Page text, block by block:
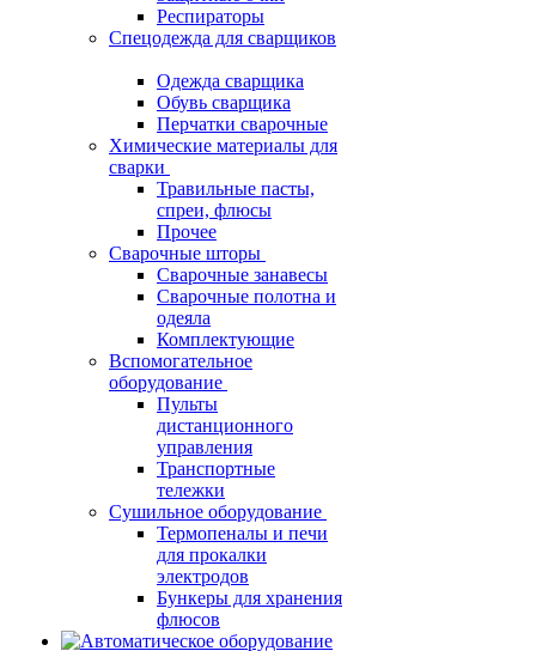
Респираторы
Спецодежда для сварщиков
Одежда сварщика
Обувь сварщика
Перчатки сварочные
Химические материалы для
сварки
Травильные пасты,
спреи, флюсы
Прочее
Сварочные шторы
Сварочные занавесы
Сварочные полотна и
одеяла
Комплектующие
Вспомогательное
оборудование
Пульты
дистанционного
управления
Транспортные
тележки
Сушильное оборудование
Термопеналы и печи
для прокалки
электродов
Бункеры для хранения
флюсов